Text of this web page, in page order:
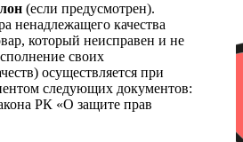
(если предусмотрен).
ненадлежащего качества
который неисправен и не
своих
осуществляется при
следующих документов:
РК «О защите прав